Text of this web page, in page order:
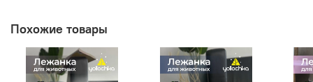
Похожие товары